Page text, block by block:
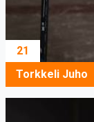
21
Torkkeli Juho